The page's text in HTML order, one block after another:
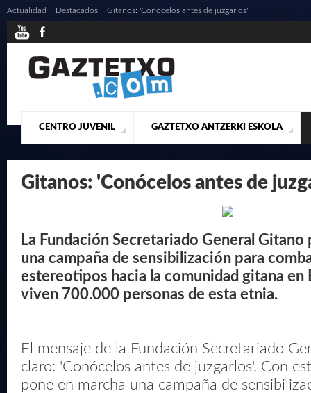
CENTRO JUVENIL
¿QUIENES SOMOS? ACTUALIDAD CONTACTO
GAZTETXO ANTZERKI ESKOLA
PRESENTACIÓN MUSICALES
Actualidad Destacados Gitanos: 'Conócelos antes de juzgarlos'
Gitanos: 'Conócelos antes de
La Fundación Secretariado General Gitano
una campaña de sensibilización para
estereotipos hacia la comunidad gitana en
viven 700.000 personas de esta etnia.
El mensaje de la Fundación Secretariado
claro: 'Conócelos antes de juzgarlos'. Con
pone en marcha una campaña de